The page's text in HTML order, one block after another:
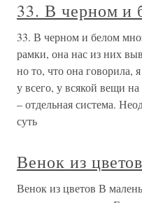
33. В черном и
33. В черном и белом
рамки, она нас из них
но то, что она
у всего, у всякой вещи
– отдельная система.
суть
Венок из цветов
Венок из цветов В